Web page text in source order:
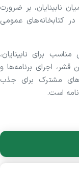
نابینایان، بر ضرورت
کتابخانه‌های عمومی
برای نابینایان،
اجرای برنامه‌ها و
مشترک برای جذب
است.